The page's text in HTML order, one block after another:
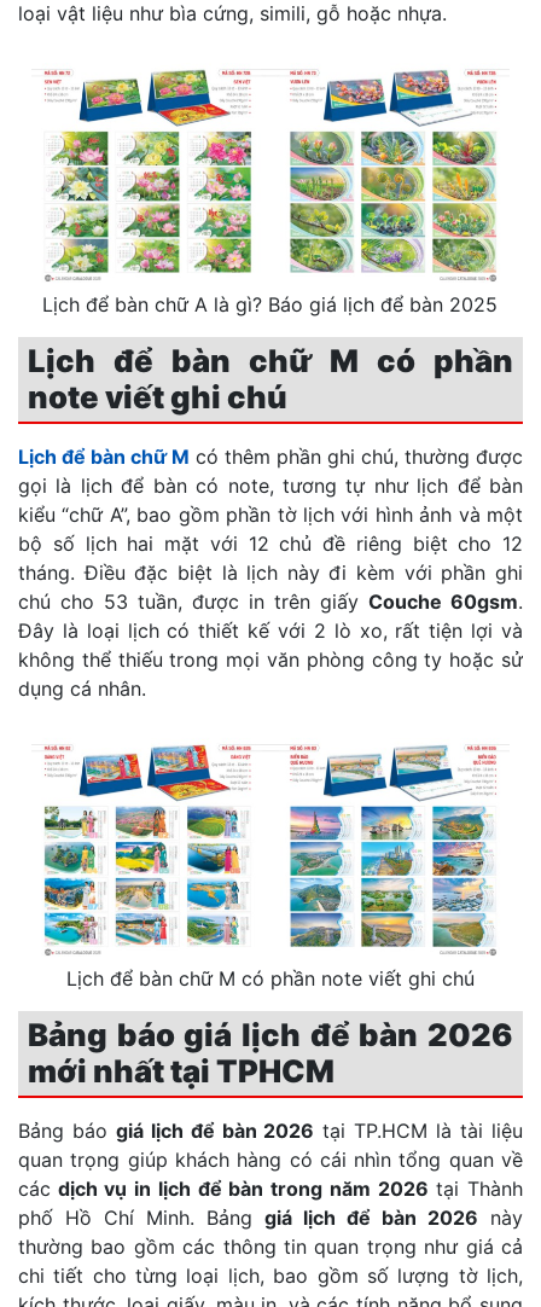
loại vật liệu như bìa cứng, simili, gỗ hoặc nhựa.
Lịch để bàn chữ A là gì? Báo giá lịch để bàn 2025
Lịch để bàn chữ M có phần
note viết ghi chú
Lịch để bàn chữ M có thêm phần ghi chú, thường được
gọi là lịch để bàn có note, tương tự như lịch để bàn
kiểu “chữ A”, bao gồm phần tờ lịch với hình ảnh và một
bộ số lịch hai mặt với 12 chủ đề riêng biệt cho 12
tháng. Điều đặc biệt là lịch này đi kèm với phần ghi
chú cho 53 tuần, được in trên giấy Couche 60gsm.
Đây là loại lịch có thiết kế với 2 lò xo, rất tiện lợi và
không thể thiếu trong mọi văn phòng công ty hoặc sử
dụng cá nhân.
Lịch để bàn chữ M có phần note viết ghi chú
Bảng báo giá lịch để bàn 2026
mới nhất tại TPHCM
Bảng báo giá lịch để bàn 2026 tại TP.HCM là tài liệu
quan trọng giúp khách hàng có cái nhìn tổng quan về
các dịch vụ in lịch để bàn trong năm 2026 tại Thành
phố Hồ Chí Minh. Bảng giá lịch để bàn 2026 này
thường bao gồm các thông tin quan trọng như giá cả
chi tiết cho từng loại lịch, bao gồm số lượng tờ lịch,